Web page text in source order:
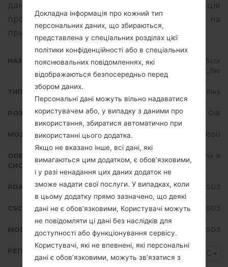
даної прошивки Android Pie 9. Повна інструкція
про те, як прошивати стокову прошивку на
пристроях Samsung
НАЗВА ФАЙЛУ
SM-G955U_1_20190411093227_5ccr
gztt7f_fac
ТИП ПРОШИВКИ 4 files
РОЗМІР ФАЙЛУ 3.83 GiB
МОДЕЛЬ Samsung SM-G955U
ОПЕРАЦІЙНА
СИСТЕМА
Android Pie 9
PDA/AP ВЕРСІЯ G955USQU5DSD3
CSC ВЕРСІЯ G955UOYN5DSD3
MODEM/CP ВЕРСІЯ G955USQU5DSD3
РЕГІОН USC
Докладна інформація про кожний тип
персональних даних, що збираються,
представлена у спеціальних розділах цієї
політики конфіденційності або в спеціальних
пояснювальних повідомленнях, які
відображаються безпосередньо перед
збором даних.
Персональні дані можуть вільно надаватися
користувачем або, у випадку з даними про
використання, збиратися автоматично при
використанні цього додатка.
Якщо не вказано інше, всі дані, які
вимагаються цим додатком, є обов’язковими,
і у разі ненадання цих даних додаток не
зможе надати свої послуги. У випадках, коли
в цьому додатку прямо зазначено, що деякі
дані не є обов’язковими, Користувачі можуть
не повідомляти ці дані без наслідків для
доступності або функціонування сервісу.
Користувачі, які не впевнені, які персональні
дані є обов’язковими, можуть зв’язатися з